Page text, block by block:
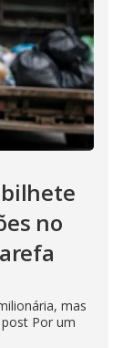
no
mas
Por um